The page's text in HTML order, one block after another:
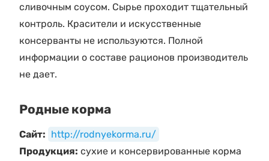
сливочным соусом. Сырье проходит тщательный
контроль. Красители и искусственные
консерванты не используются. Полной
информации о составе рационов производитель
не дает.
Родные корма
Сайт: http://rodnyekorma.ru/
Продукция: сухие и консервированные корма